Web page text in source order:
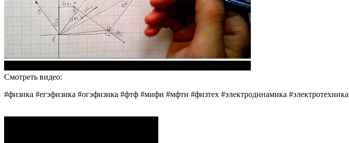
Смотреть видео:
#физика #егэфизика #огэфизика #фтф #мифи #мфти #физтех #электродинамика #электротехника